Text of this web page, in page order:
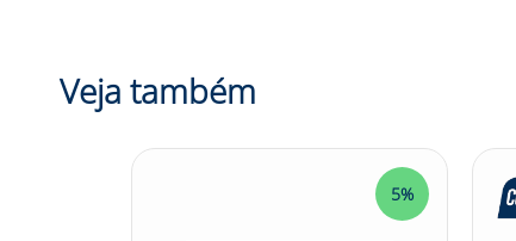
resposta rápida e eficaz em situações de
#mantaabsorvente #vazamentodepetroleo
Veja também
5%